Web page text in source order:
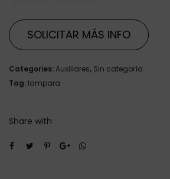
SOLICITAR MÁS INFO
Categories:Auxiliares, Sin categoría
Tag: lampara
Share with